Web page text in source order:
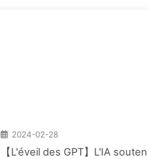
2024-02-28
【L'éveil des GPT】L'IA